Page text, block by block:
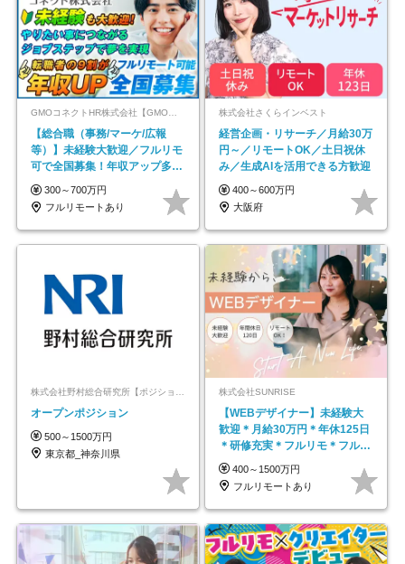
GMOコネクトHR株式会社【GMOインターネットグループ】
【総合職（事務/マーケ/広報
等）】未経験大歓迎／フルリモ
可で全国募集！年収アップ多数
★年休最大130日★
300～700万円
フルリモートあり
株式会社さくらインベスト
経営企画・リサーチ／月給30万
円～／リモートOK／土日祝休
み／生成AIを活用できる方歓迎
400～600万円
大阪府
オープンポジション
500～1500万円
東京都_神奈川県
株式会社SUNRISE
【WEBデザイナー】未経験大
歓迎＊月給30万円＊年休125日
＊研修充実＊フルリモ＊フルフ
レックス＊
400～1500万円
フルリモートあり